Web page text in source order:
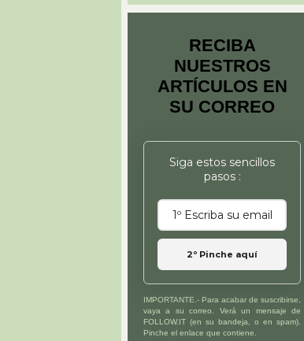
RECIBA
NUESTROS
ARTÍCULOS EN
SU CORREO
Siga estos sencillos
pasos :
2º Pinche aquí
IMPORTANTE.- Para acabar de suscribirse,
vaya a su correo. Verá un mensaje de
FOLLOW.IT (en su bandeja, o en spam).
Pinche el enlace que contiene.